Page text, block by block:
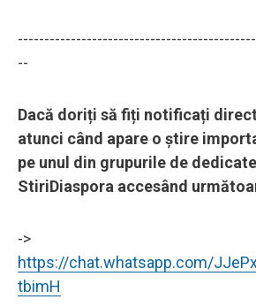
--
Dacă doriți să fiți notificați
atunci când apare o știre
pe unul din grupurile de
StiriDiaspora accesând
->
https://chat.whatsapp.com/
tbimH